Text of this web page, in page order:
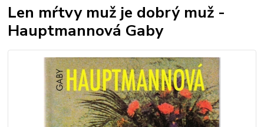
Len mŕtvy muž je dobrý muž -
Hauptmannová Gaby